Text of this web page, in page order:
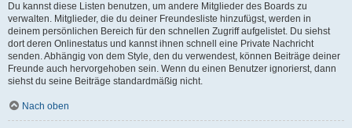
Du kannst diese Listen benutzen, um andere Mitglieder des Boards zu
verwalten. Mitglieder, die du deiner Freundesliste hinzufügst, werden in
deinem persönlichen Bereich für den schnellen Zugriff aufgelistet. Du siehst
dort deren Onlinestatus und kannst ihnen schnell eine Private Nachricht
senden. Abhängig von dem Style, den du verwendest, können Beiträge deiner
Freunde auch hervorgehoben sein. Wenn du einen Benutzer ignorierst, dann
siehst du seine Beiträge standardmäßig nicht.
Nach oben